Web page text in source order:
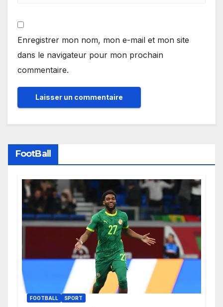
Enregistrer mon nom, mon e-mail et mon site
dans le navigateur pour mon prochain
commentaire.
FootBall
FOOTBALL SPORT